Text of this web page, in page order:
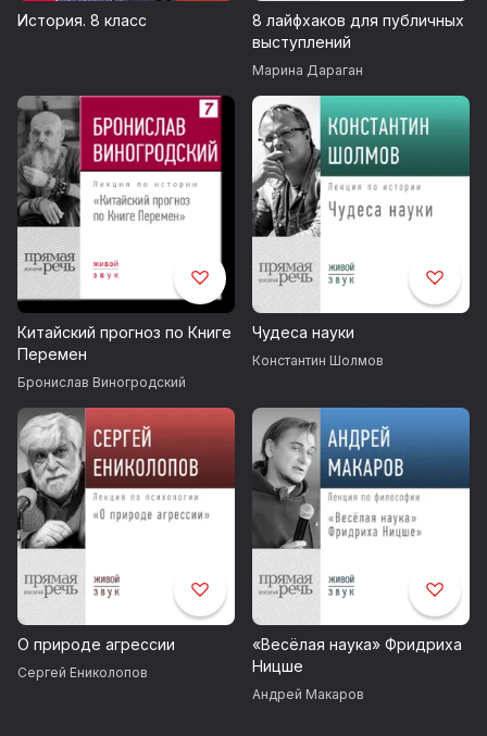
История. 8 класс
8 лайфхаков для публичных
выступлений
Марина Дараган
Китайский прогноз по Книге
Перемен
Бронислав Виногродский
Чудеса науки
Константин Шолмов
О природе агрессии
Сергей Ениколопов
«Весёлая наука» Фридриха
Ницше
Андрей Макаров